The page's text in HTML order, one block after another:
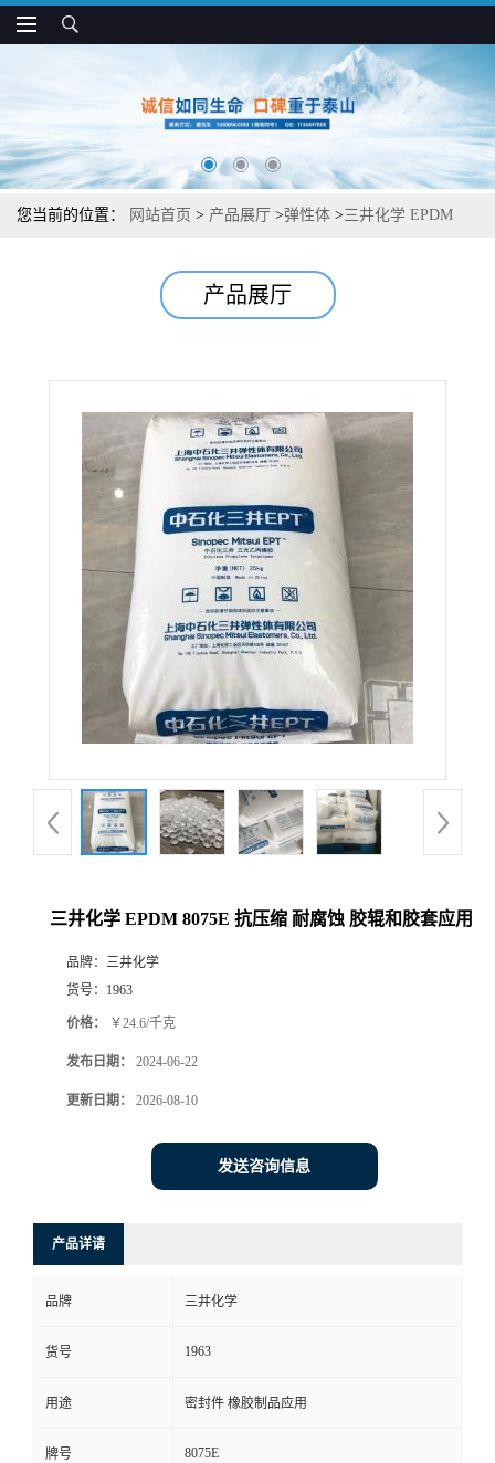
您当前的位置： 网站首页 > 产品展厅 >弹性体 >三井化学 EPDM
产品展厅
三井化学 EPDM 8075E 抗压缩 耐腐蚀 胶辊和胶套应用
品牌： 三井化学
货号： 1963
价格： ￥24.6/千克
发布日期： 2024-06-22
更新日期： 2026-08-10
发送咨询信息
产品详请
品牌 三井化学
货号 1963
用途 密封件 橡胶制品应用
牌号 8075E